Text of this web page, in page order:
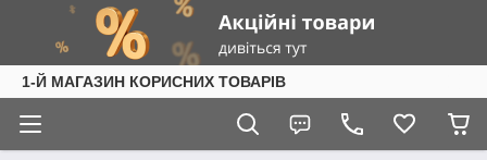
1-Й МАГАЗИН КОРИСНИХ ТОВАРІВ